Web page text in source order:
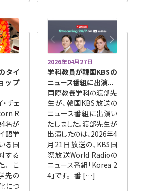
タイ
ップ
チェ
R
名が
語学
る国
する
。 こ
先の
につ
2026年04月27日
学科教員が韓国KBSの
ニュース番組に出演...
国際教養学科の渡部先
生が、韓国KBS放送の
ニュース番組に出演い
たしました。渡部先生が
出演したのは、2026年4
月21日放送の、KBS国
際放送World Radioの
ニュース番組「Korea 2
4」です。 番 […]